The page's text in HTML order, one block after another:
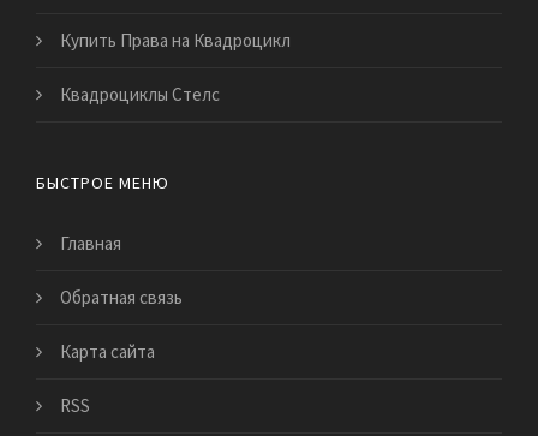
Купить Права на Квадроцикл
Квадроциклы Стелс
БЫСТРОЕ МЕНЮ
Главная
Обратная связь
Карта сайта
RSS